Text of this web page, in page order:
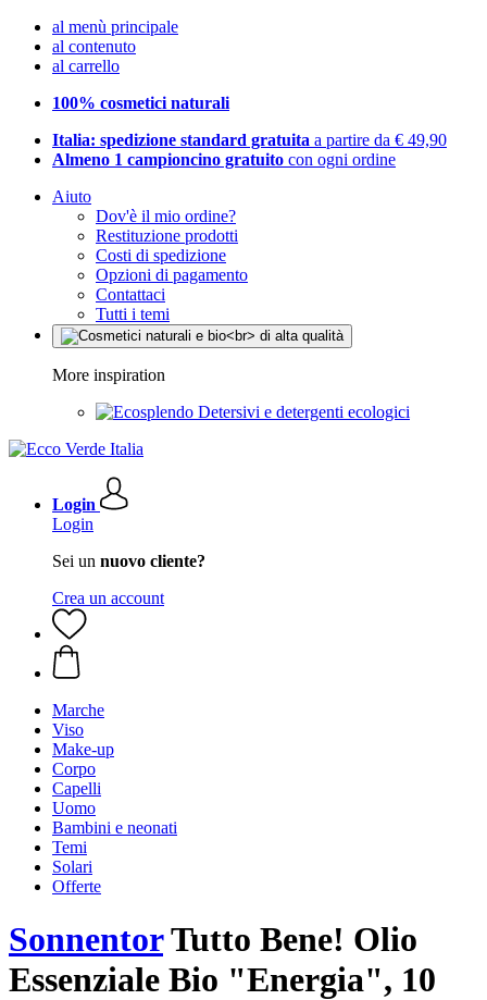
al menù principale
al contenuto
al carrello
100% cosmetici naturali
Italia: spedizione standard gratuita a partire da € 49,90
Almeno 1 campioncino gratuito con ogni ordine
Aiuto
Dov'è il mio ordine?
Restituzione prodotti
Costi di spedizione
Opzioni di pagamento
Contattaci
Tutti i temi
More inspiration
Detersivi e detergenti ecologici
Login
Login
Sei un nuovo cliente?
Crea un account
Marche
Viso
Make-up
Corpo
Capelli
Uomo
Bambini e neonati
Temi
Solari
Offerte
SonnentorTutto Bene! Olio
Essenziale Bio "Energia", 10